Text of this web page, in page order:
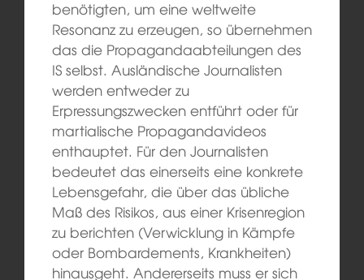
benötigten, um eine weltweite
Resonanz zu erzeugen, so übernehmen
das die Propagandaabteilungen des
IS selbst. Ausländische Journalisten
werden entweder zu
Erpressungszwecken entführt oder für
martialische Propagandavideos
enthauptet. Für den Journalisten
bedeutet das einerseits eine konkrete
Lebensgefahr, die über das übliche
Maß des Risikos, aus einer Krisenregion
zu berichten (Verwicklung in Kämpfe
oder Bombardements, Krankheiten)
hinausgeht. Andererseits muss er sich